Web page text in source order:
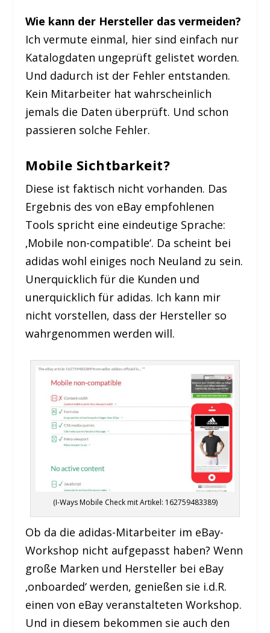
Wie kann der Hersteller das vermeiden?
Ich vermute einmal, hier sind einfach nur
Katalogdaten ungeprüft gelistet worden.
Und dadurch ist der Fehler entstanden.
Kein Mitarbeiter hat wahrscheinlich
jemals die Daten überprüft. Und schon
passieren solche Fehler.
Mobile Sichtbarkeit?
Diese ist faktisch nicht vorhanden. Das
Ergebnis des von eBay empfohlenen
Tools spricht eine eindeutige Sprache:
‚Mobile non-compatible‘. Da scheint bei
adidas wohl einiges noch Neuland zu sein.
Unerquicklich für die Kunden und
unerquicklich für adidas. Ich kann mir
nicht vorstellen, dass der Hersteller so
wahrgenommen werden will.
(I-Ways Mobile Check mit Artikel: 162759483389)
Ob da die adidas-Mitarbeiter im eBay-
Workshop nicht aufgepasst haben? Wenn
große Marken und Hersteller bei eBay
‚onboarded‘ werden, genießen sie i.d.R.
einen von eBay veranstalteten Workshop.
Und in diesem bekommen sie auch den